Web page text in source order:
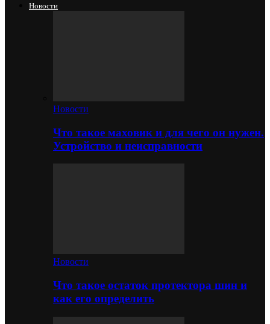
Новости
Новости
Что такое маховик и для чего он нужен.
Устройство и неисправности
Новости
Что такое остаток протектора шин и
как его определить